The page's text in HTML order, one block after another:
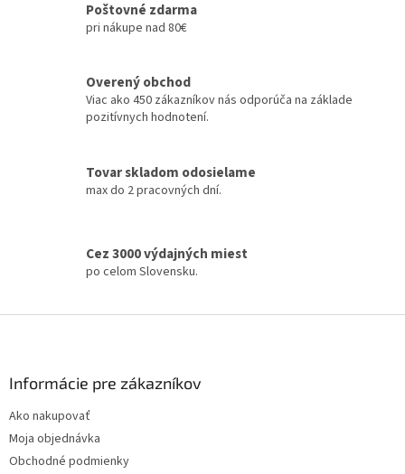
Poštovné zdarma
pri nákupe nad 80€
Overený obchod
Viac ako 450 zákazníkov nás odporúča na základe
pozitívnych hodnotení.
Tovar skladom odosielame
max do 2 pracovných dní.
Cez 3000 výdajných miest
po celom Slovensku.
Informácie pre zákazníkov
Ako nakupovať
Moja objednávka
Obchodné podmienky